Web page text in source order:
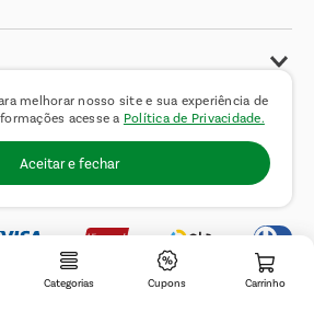
melhorar nosso site e sua experiência de
acesse a Política de Privacidade.
Aceitar e fechar
Categorias Cupons